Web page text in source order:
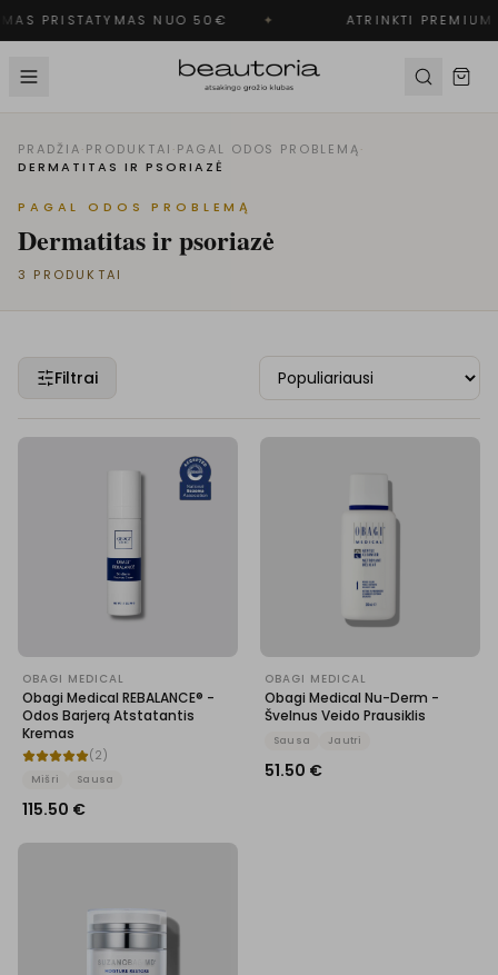
PRISTATYMAS NUO 50€ ✦ ATRINKTI PREMIUM
PRADŽIA·PRODUKTAI ·PAGAL ODOS PROBLEMĄ·
DERMATITAS IR PSORIAZĖ
PAGAL ODOS PROBLEMĄ
Dermatitas ir psoriazė
3 PRODUKTAI
Filtrai
OBAGI MEDICAL
Obagi Medical REBALANCE® -
Odos Barjerą Atstatantis
Kremas
( 2 )
Mišri Sausa
115.50 €
OBAGI MEDICAL
Obagi Medical Nu-Derm -
Švelnus Veido Prausiklis
Sausa Jautri
51.50 €